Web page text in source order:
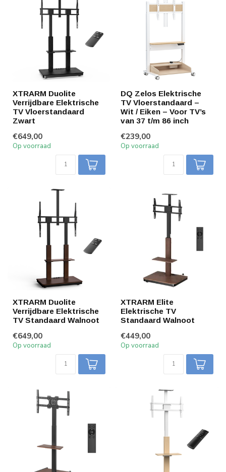
XTRARM Duolite
Verrijdbare Elektrische
TV Vloerstandaard
Zwart
€649,00
Op voorraad
DQ Zelos Elektrische
TV Vloerstandaard –
Wit / Eiken – Voor TV’s
van 37 t/m 86 inch
€239,00
Op voorraad
XTRARM Duolite
Verrijdbare Elektrische
TV Standaard Walnoot
€649,00
Op voorraad
XTRARM Elite
Elektrische TV
Standaard Walnoot
€449,00
Op voorraad